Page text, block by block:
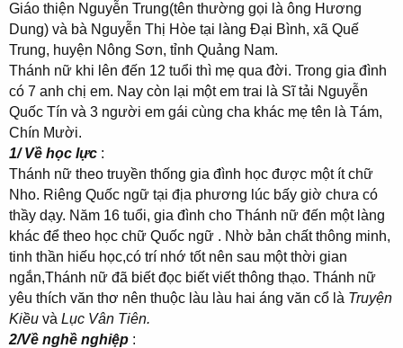
Giáo thiện Nguyễn Trung(tên thường gọi là ông Hương
Dung) và bà Nguyễn Thị Hòe tại làng Đại Bình, xã Quế
Trung, huyện Nông Sơn, tỉnh Quảng Nam.
Thánh nữ khi lên đến 12 tuổi thì mẹ qua đời. Trong gia đình
có 7 anh chị em. Nay còn lại một em trai là Sĩ tải Nguyễn
Quốc Tín và 3 người em gái cùng cha khác mẹ tên là Tám,
Chín Mười.
1/ Về học lực :
Thánh nữ theo truyền thống gia đình học được một ít chữ
Nho. Riêng Quốc ngữ tại địa phương lúc bấy giờ chưa có
thầy dạy. Năm 16 tuổi, gia đình cho Thánh nữ đến một làng
khác để theo học chữ Quốc ngữ . Nhờ bản chất thông minh,
tinh thần hiếu học,có trí nhớ tốt nên sau một thời gian
ngắn,Thánh nữ đã biết đọc biết viết thông thạo. Thánh nữ
yêu thích văn thơ nên thuộc làu làu hai áng văn cổ là Truyện
Kiều và Lục Vân Tiên.
2/Về nghề nghiệp :